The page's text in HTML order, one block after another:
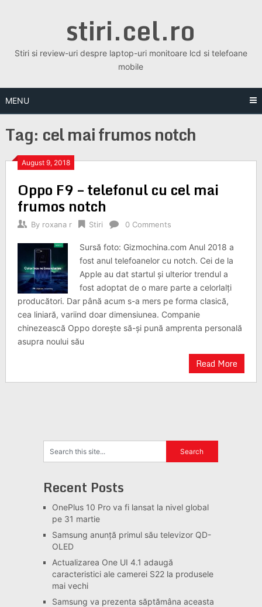
stiri.cel.ro
Stiri si review-uri despre laptop-uri monitoare lcd si telefoane
mobile
MENU
Tag: cel mai frumos notch
August 9, 2018
Oppo F9 – telefonul cu cel mai
frumos notch
By roxana r Stiri 0 Comments
Sursă foto: Gizmochina.com Anul 2018 a
fost anul telefoanelor cu notch. Cei de la
Apple au dat startul și ulterior trendul a
fost adoptat de o mare parte a celorlalți
producători. Dar până acum s-a mers pe forma clasică,
cea liniară, variind doar dimensiunea. Companie
chinezească Oppo dorește să-și pună amprenta personală
asupra noului său
Read More
Recent Posts
OnePlus 10 Pro va fi lansat la nivel global
pe 31 martie
Samsung anunță primul său televizor QD-
OLED
Actualizarea One UI 4.1 adaugă
caracteristici ale camerei S22 la produsele
mai vechi
Samsung va prezenta săptămâna aceasta